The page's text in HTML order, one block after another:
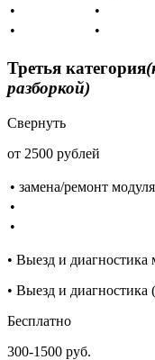
•
•
•
•
Третья категория
разборкой)
Свернуть
от 2500 рублей
• замена/ремонт модуля
•
•
• Выезд и диагностика
• Выезд и диагностика
Бесплатно
300-1500 руб.